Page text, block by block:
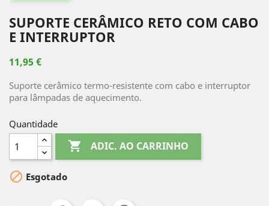
SUPORTE CERÂMICO RETO COM CABO
E INTERRUPTOR
11,95 €
Suporte cerâmico termo-resistente com cabo e interruptor
para lâmpadas de aquecimento.
Quantidade
 ADIC. AO CARRINHO
 Esgotado